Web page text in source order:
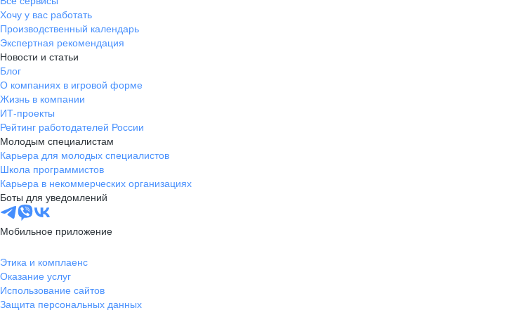
Хочу у вас работать
Производственный календарь
Экспертная рекомендация
Новости и статьи
Блог
О компаниях в игровой форме
Жизнь в компании
ИТ-проекты
Рейтинг работодателей России
Молодым специалистам
Карьера для молодых специалистов
Школа программистов
Карьера в некоммерческих организациях
Боты для уведомлений
Мобильное приложение
Этика и комплаенс
Оказание услуг
Использование сайтов
Защита персональных данных